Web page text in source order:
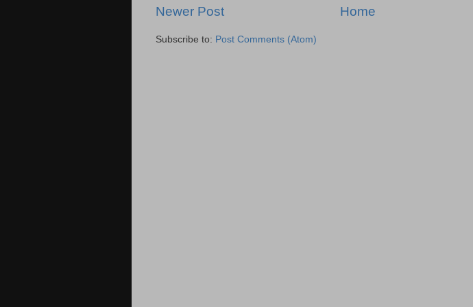
Newer Post Home
Subscribe to: Post Comments (Atom)